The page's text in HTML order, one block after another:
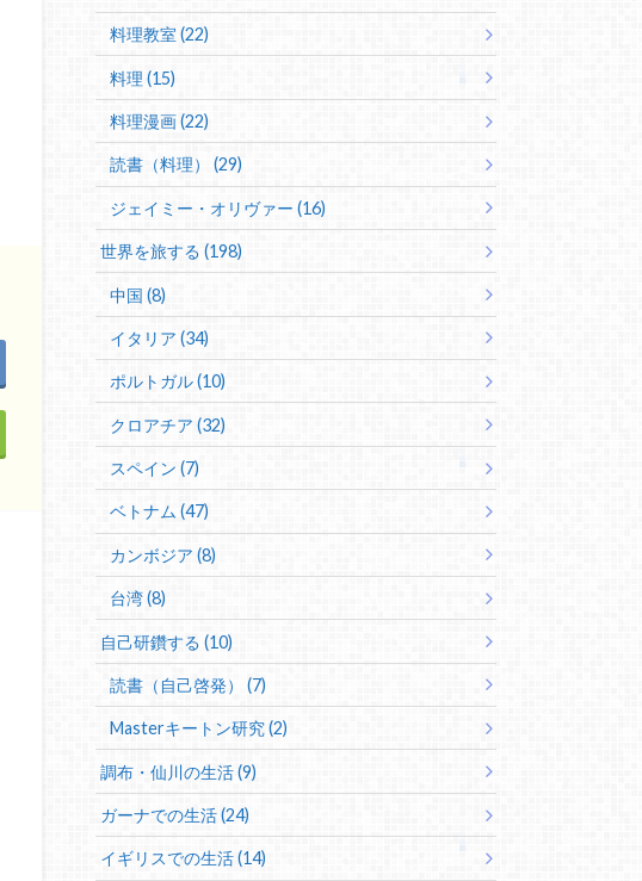
料理教室 (22)
料理 (15)
料理漫画 (22)
読書（料理） (29)
ジェイミー・オリヴァー (16)
世界を旅する (198)
中国 (8)
イタリア (34)
ポルトガル (10)
クロアチア (32)
スペイン (7)
ベトナム (47)
カンボジア (8)
台湾 (8)
自己研鑽する (10)
読書（自己啓発） (7)
Masterキートン研究 (2)
調布・仙川の生活 (9)
ガーナでの生活 (24)
イギリスでの生活 (14)